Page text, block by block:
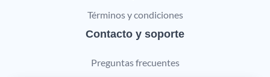
Términos y condiciones
Contacto y soporte
Preguntas frecuentes